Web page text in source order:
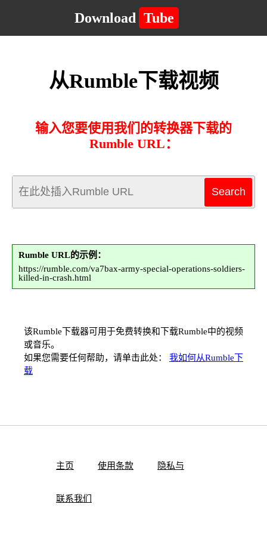
Download Tube
从Rumble下载视频
输入您要使用我们的转换器下载的
Rumble URL：
Rumble URL的示例：
https://rumble.com/va7bax-army-special-operations-soldiers-
killed-in-crash.html
该Rumble下载器可用于免费转换和下载Rumble中的视频
或音乐。
如果您需要任何帮助，请单击此处： 我如何从Rumble下
载
主页 使用条款 隐私与
联系我们